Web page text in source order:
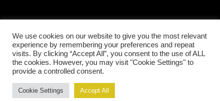
© JEM Productions 2026
Follow Us
We use cookies on our website to give you the most relevant
experience by remembering your preferences and repeat
visits. By clicking “Accept All”, you consent to the use of ALL
the cookies. However, you may visit "Cookie Settings" to
provide a controlled consent.
Cookie Settings Accept All